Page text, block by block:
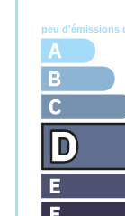
peu d'émissions